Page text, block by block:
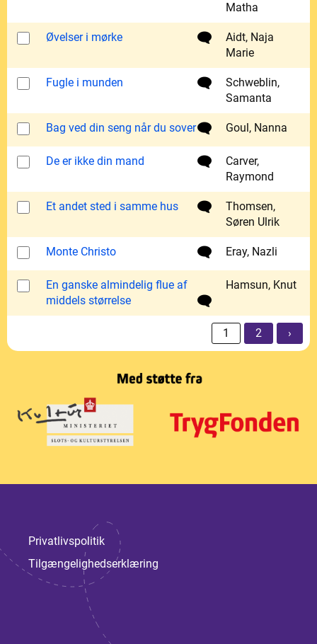
Matha
Øvelser i mørke
Aidt, Naja
Marie
Fugle i munden
Schweblin,
Samanta
Bag ved din seng når du sover Goul, Nanna
De er ikke din mand
Carver,
Raymond
Et andet sted i samme hus
Thomsen,
Søren Ulrik
Monte Christo Eray, Nazli
En ganske almindelig flue af
middels størrelse
Hamsun, Knut
1 2 ›
Privatlivspolitik
Tilgængelighedserklæring